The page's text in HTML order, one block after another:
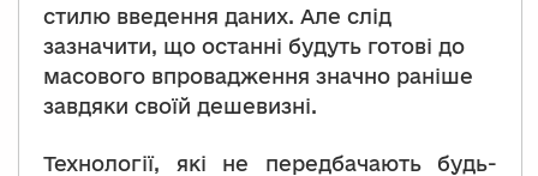
стилю введення даних. Але слід
зазначити, що останні будуть готові до
масового впровадження значно раніше
завдяки своїй дешевизні.
Технології, які не передбачають будь-